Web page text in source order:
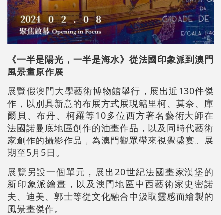
《一半是陽光，一半是海水》從法國印象派到澳門
風景畫原作展
展覽假澳門大學藝術博物館舉行，展出近130件傑
作，以別具新意的布展方式展現籍里柯、莫奈、庫
爾貝、布丹、柯羅等10多位西方著名藝術大師在
法國諾曼底地區創作的油畫作品，以及同時代藝術
家創作的攝影作品，為澳門觀眾帶來視覺盛宴。展
期至5月5日。
展覽另設一個單元，展出20世紀法國畫家漢堡的
新印象派繪畫，以及澳門地區中西藝術家史密諾
夫、迪美、郭士等從文化融合中汲取靈感而繪製的
風景畫傑作。